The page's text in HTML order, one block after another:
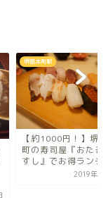
堺筋本町駅
堺筋本町の『無常う
ま』で本格讃岐うど
堪能しました！
2020年8